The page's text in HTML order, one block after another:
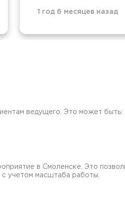
1 год 6 месяцев назад
ведущего. Это может быть:
в Смоленске. Это
с учетом масштаба работы.